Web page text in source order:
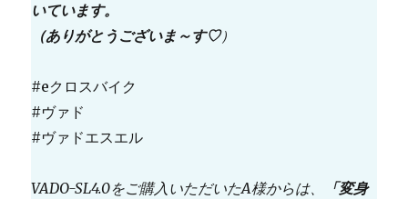
いています。
（ありがとうございま～す♡）
#eクロスバイク
#ヴァド
#ヴァドエスエル
VADO-SL4.0をご購入いただいたA様からは、
「変身